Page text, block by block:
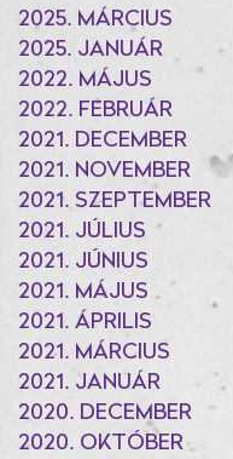
2025. MÁRCIUS
2025. JANUÁR
2022. MÁJUS
2022. FEBRUÁR
2021. DECEMBER
2021. NOVEMBER
2021. SZEPTEMBER
2021. JÚLIUS
2021. JÚNIUS
2021. MÁJUS
2021. ÁPRILIS
2021. MÁRCIUS
2021. JANUÁR
2020. DECEMBER
2020. OKTÓBER